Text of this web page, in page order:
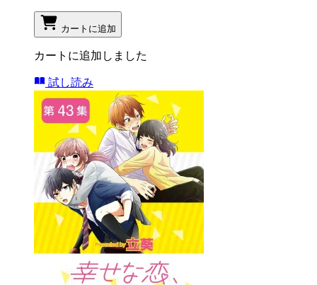
カートに追加
カートに追加しました
試し読み